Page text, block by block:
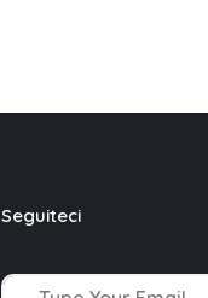
Seguiteci